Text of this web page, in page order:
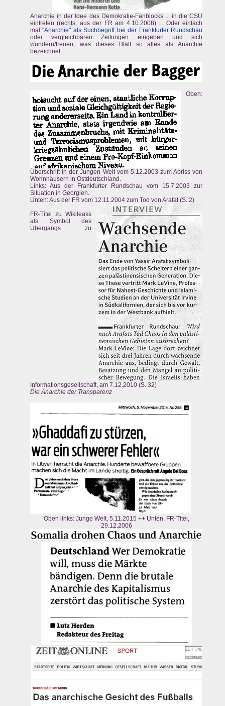
Anarchie in der Idee des Demokratie-Fanblocks ... in die CSU
eintreten (rechts, aus der FR am 4.10.2008) ... Oder einfach
mal"Anarchie" als Suchbegriff bei der Frankfurter Rundschau
oder vergleichbaren Zeitungen eingeben und sich
wundern/freuen, was dieses Blatt so alles als Anarchie
bezeichnet ...
Oben:
Überschrift in der Jungen Welt vom 5.12.2003 zum Abriss von
Wohnhäusern in Ostdeutschland.
Links: Aus der Frankfurter Rundschau vom 15.7.2003 zur
Situation in Georgien.
Unten: Aus der FR vom 12.11.2004 zum Tod von Arafat (S. 2)
FR-Titel zu Wikileaks
als Symbol des
Übergangs zu
Informationsgesellschaft, am 7.12.2010 (S. 32)
Die Anarchie der Transparenz
Oben links: Junge Welt, 5.11.2015 ++ Unten. FR-Titel,
29.12.2006